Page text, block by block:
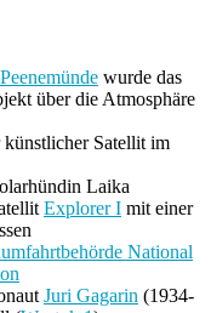
Peenemünde wurde das
über die Atmosphäre
künstlicher Satellit im
Laika
Explorer I mit einer
National
Juri Gagarin (1934-